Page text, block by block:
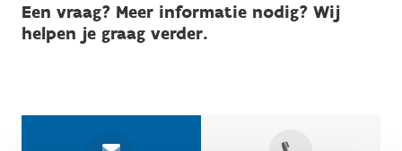
Een vraag? Meer informatie nodig? Wij
helpen je graag verder.